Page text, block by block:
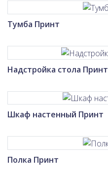
Тумба Принт
Надстройка стола Принт
Шкаф настенный Принт
Полка Принт